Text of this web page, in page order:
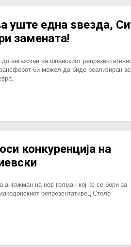
уште една ѕвезда,
замената!
ангажман на шпанскиот
би можел да биде реализиран за
конкуренција на
ангажман на нов голман кој ќе се бори за
репрезентативец Столе